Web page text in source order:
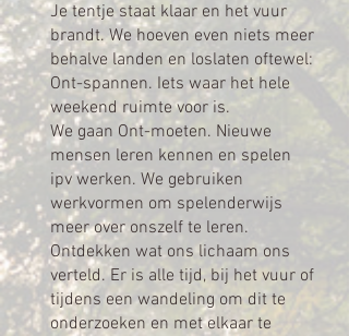
Je tentje staat klaar en het vuur
brandt. We hoeven even niets meer
behalve landen en loslaten oftewel:
Ont-spannen. Iets waar het hele
weekend ruimte voor is.
We gaan Ont-moeten. Nieuwe
mensen leren kennen en spelen
ipv werken. We gebruiken
werkvormen om spelenderwijs
meer over onszelf te leren.
Ontdekken wat ons lichaam ons
verteld. Er is alle tijd, bij het vuur of
tijdens een wandeling om dit te
onderzoeken en met elkaar te